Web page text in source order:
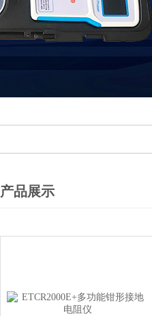
产品展示